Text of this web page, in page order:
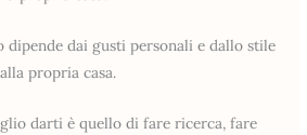
dipende dai gusti personali e dallo stile
propria casa.
darti è quello di fare ricerca, fare